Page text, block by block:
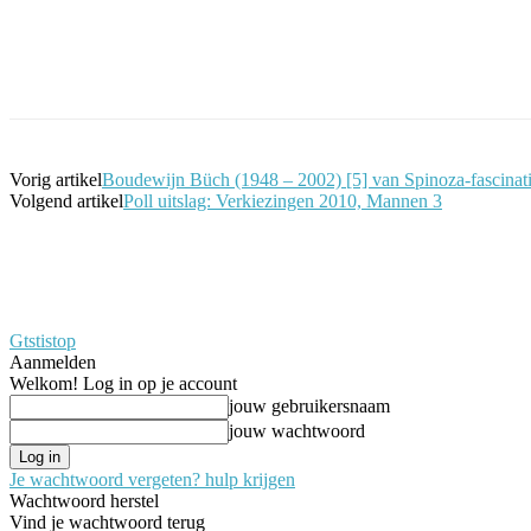
Vorig artikelBoudewijn Büch (1948 – 2002) [5] van Spinoza-
Volgend artikelPoll uitslag: Verkiezingen 2010, Mannen 3
Gtstistop
Aanmelden
Welkom! Log in op je account
jouw gebruikersnaam
jouw wachtwoord
Je wachtwoord vergeten? hulp krijgen
Wachtwoord herstel
Vind je wachtwoord terug